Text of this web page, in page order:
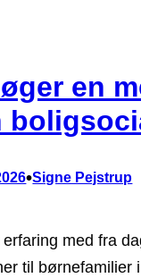
en
•Signe Pejstrup
erfaring med fra
til børnefamilier